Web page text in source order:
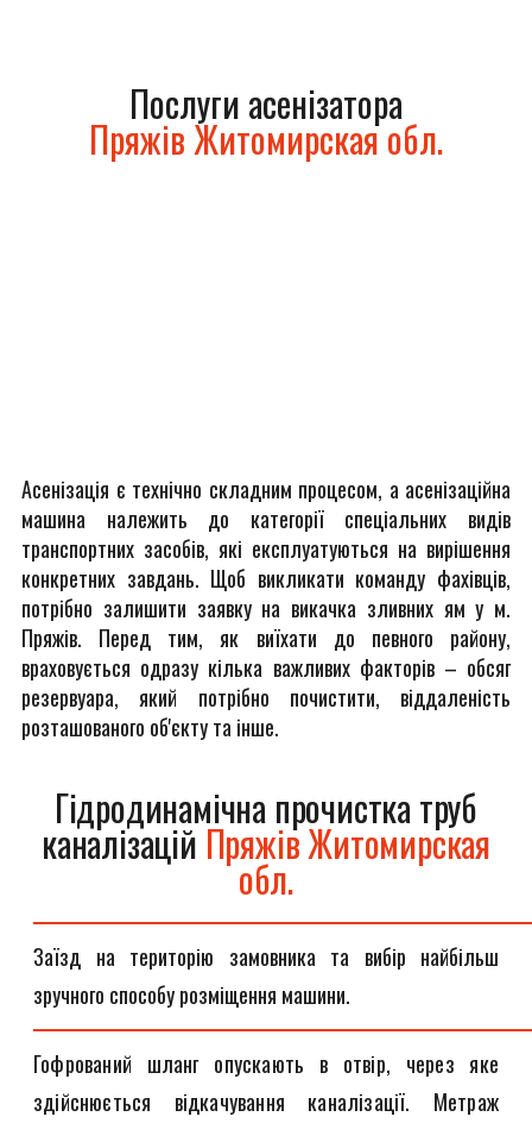
Послуги асенізатора
Пряжів Житомирская обл.
Асенізація є технічно складним процесом, а асенізаційна
машина належить до категорії спеціальних видів
транспортних засобів, які експлуатуються на вирішення
конкретних завдань. Щоб викликати команду фахівців,
потрібно залишити заявку на викачка зливних ям у м.
Пряжів. Перед тим, як виїхати до певного району,
враховується одразу кілька важливих факторів – обсяг
резервуара, який потрібно почистити, віддаленість
розташованого об'єкту та інше.
Гідродинамічна прочистка труб
каналізацій Пряжів Житомирская
обл.
Заїзд на територію замовника та вибір найбільш
зручного способу розміщення машини.
Гофрований шланг опускають в отвір, через яке
здійснюється відкачування каналізації. Метраж